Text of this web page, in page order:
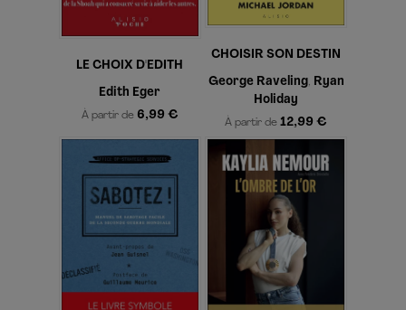
LE CHOIX D'EDITH
Edith Eger
À partir de 6,99 €
CHOISIR SON DESTIN
George Raveling, Ryan
Holiday
À partir de12,99 €